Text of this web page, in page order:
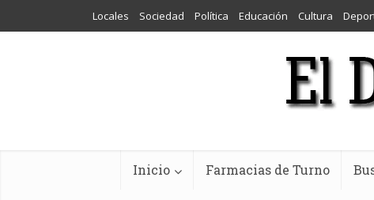
Locales Sociedad Política Educación Cultura
Inicio Farmacias de Turno